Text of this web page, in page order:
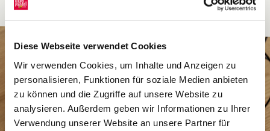
Diese Webseite verwendet Cookies
Wir verwenden Cookies, um Inhalte und Anzeigen zu
personalisieren, Funktionen für soziale Medien anbieten
zu können und die Zugriffe auf unsere Website zu
analysieren. Außerdem geben wir Informationen zu Ihrer
Verwendung unserer Website an unsere Partner für